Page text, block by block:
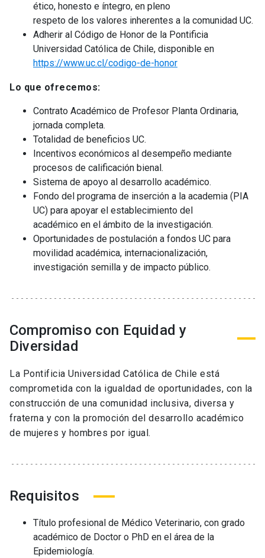
ético, honesto e íntegro, en pleno
respeto de los valores inherentes a la comunidad UC.
Adherir al Código de Honor de la Pontificia
Universidad Católica de Chile, disponible en
https://www.uc.cl/codigo-de-honor
Lo que ofrecemos:
Contrato Académico de Profesor Planta Ordinaria,
jornada completa.
Totalidad de beneficios UC.
Incentivos económicos al desempeño mediante
procesos de calificación bienal.
Sistema de apoyo al desarrollo académico.
Fondo del programa de inserción a la academia (PIA
UC) para apoyar el establecimiento del
académico en el ámbito de la investigación.
Oportunidades de postulación a fondos UC para
movilidad académica, internacionalización,
investigación semilla y de impacto público.
Compromiso con Equidad y
Diversidad
La Pontificia Universidad Católica de Chile está
comprometida con la igualdad de oportunidades, con la
construcción de una comunidad inclusiva, diversa y
fraterna y con la promoción del desarrollo académico
de mujeres y hombres por igual.
Requisitos
Título profesional de Médico Veterinario, con grado
académico de Doctor o PhD en el área de la
Epidemiología.